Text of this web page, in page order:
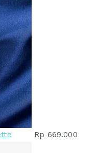
Rp 669.000